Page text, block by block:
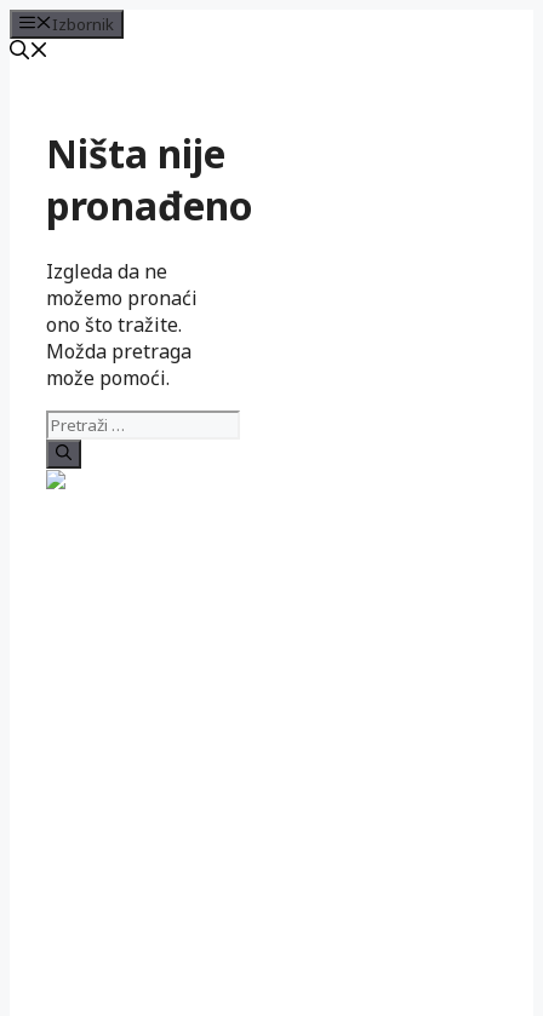
Izbornik
Ništa nije
pronađeno
Izgleda da ne
možemo pronaći
ono što tražite.
Možda pretraga
može pomoći.
Pretraži: